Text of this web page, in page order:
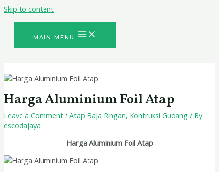
Skip to content
MAIN MENU
Harga Aluminium Foil Atap
Leave a Comment / Atap Baja Ringan, Kontruksi Gudang / By
escodajaya
Harga Aluminium Foil Atap